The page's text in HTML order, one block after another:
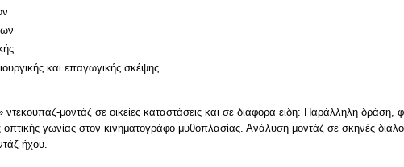
και επαγωγικής σκέψης
ντεκουπάζ-μοντάζ σε οικείες καταστάσεις και σε διάφορα είδη: Παράλληλη
οπτικής γωνίας στον κινηματογράφο μυθοπλασίας. Ανάλυση μοντάζ σε σκηνές
ήχου.